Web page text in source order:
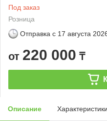
Под заказ
Розница
Отправка с 17 августа
от 220 000 ₸
Описание Характеристики